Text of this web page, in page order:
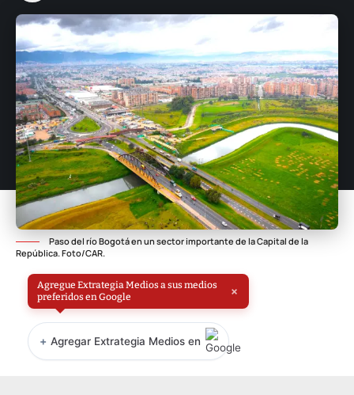
Paso del río Bogotá en un sector importante de la Capital de la
República. Foto/CAR.
Agregue Extrategia Medios a sus medios
preferidos en Google
×
+ Agregar Extrategia Medios en